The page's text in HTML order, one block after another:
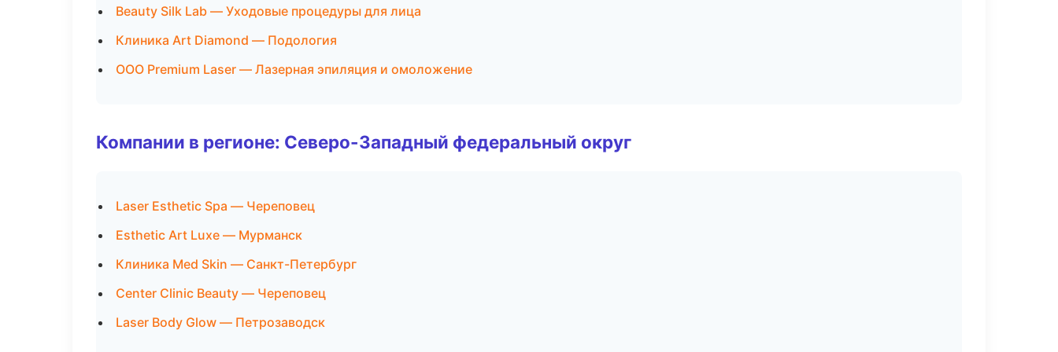
Beauty Silk Lab — Уходовые процедуры для лица
Клиника Art Diamond — Подология
ООО Premium Laser — Лазерная эпиляция и омоложение
Компании в регионе: Северо-Западный федеральный округ
Laser Esthetic Spa — Череповец
Esthetic Art Luxe — Мурманск
Клиника Med Skin — Санкт-Петербург
Center Clinic Beauty — Череповец
Laser Body Glow — Петрозаводск